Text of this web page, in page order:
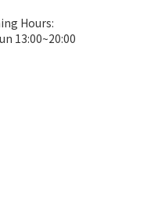
Hours:
13:00~20:00